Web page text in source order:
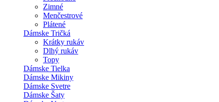
Zimné
Menčestrové
Plátené
Dámske Tričká
Krátky rukáv
Dlhý rukáv
Topy
Dámske Tielka
Dámske Mikiny
Dámske Svetre
Dámske Šaty